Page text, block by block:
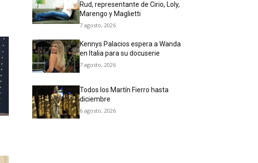
Rud, representante de Cirio, Loly,
Marengo y Maglietti
7 agosto, 2026
Kennys Palacios espera a Wanda
en Italia para su docuserie
7 agosto, 2026
Todos los Martín Fierro hasta
diciembre
6 agosto, 2026